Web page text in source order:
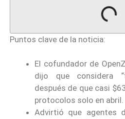
Puntos clave de la noticia:
El cofundador de
dijo que considera
después de que casi
protocolos solo en abril.
Advirtió que agentes